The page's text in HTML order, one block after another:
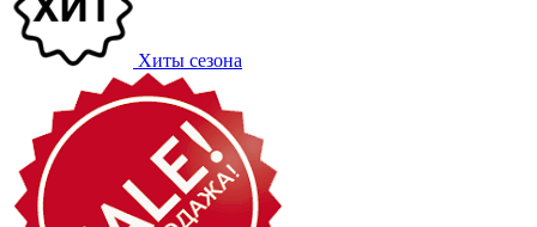
Хиты сезона